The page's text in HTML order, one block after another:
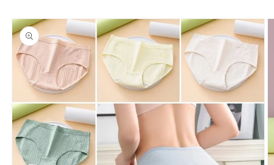
directamente
a la
información
del producto